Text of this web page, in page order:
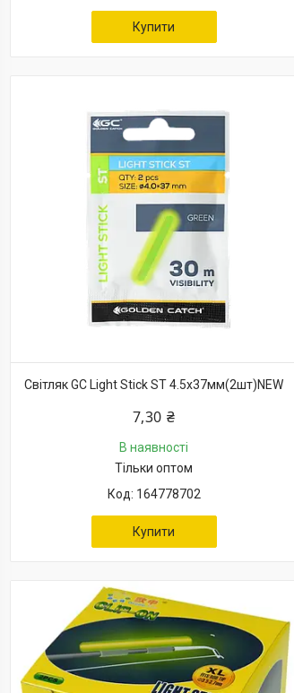
Купити
Світляк GC Light Stick ST 4.5х37мм(2шт)NEW
7,30 ₴
В наявності
Тільки оптом
164778702
Купити